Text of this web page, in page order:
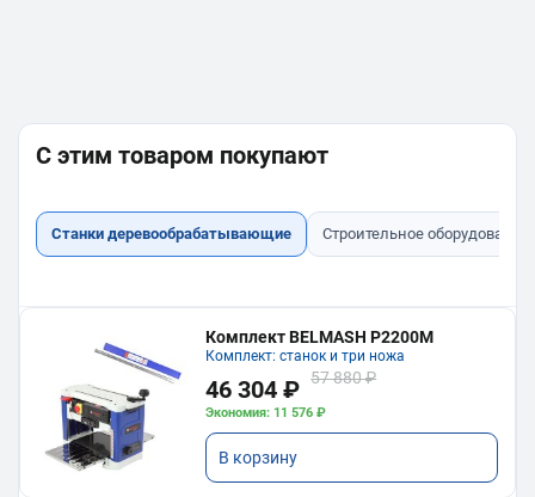
С этим товаром покупают
Станки деревообрабатывающие Строительное оборудование
Комплект BELMASH P2200M
Комплект: станок и три ножа
46 304 ₽ 57 880 ₽
Экономия: 11 576 ₽
В корзину